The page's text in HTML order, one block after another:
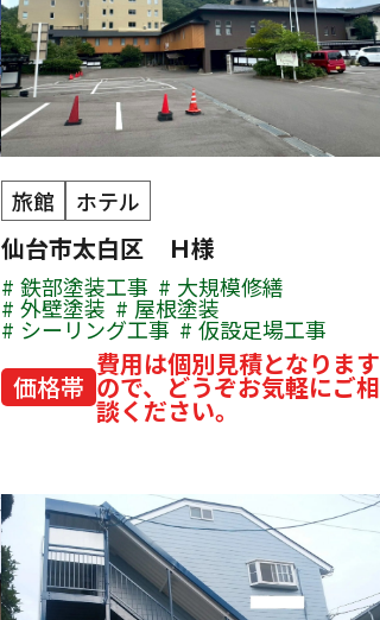
旅館 ホテル
仙台市太白区 Ｈ様
鉄部塗装工事 大規模修繕
外壁塗装 屋根塗装
シーリング工事 仮設足場工事
価格帯
費用は個別見積となります
ので、どうぞお気軽にご相
談ください。